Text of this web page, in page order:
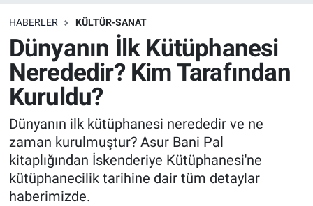
HABERLER KÜLTÜR-SANAT
Dünyanın İlk Kütüphanesi
Nerededir? Kim Tarafından
Kuruldu?
Dünyanın ilk kütüphanesi nerededir ve ne
zaman kurulmuştur? Asur Bani Pal
kitaplığından İskenderiye Kütüphanesi'ne
kütüphanecilik tarihine dair tüm detaylar
haberimizde.